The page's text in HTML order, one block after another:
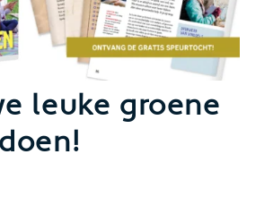
leuke groene